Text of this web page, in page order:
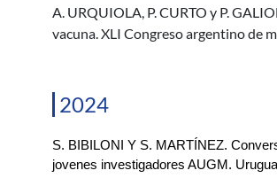
A. URQUIOLA, P. CURTO y P.
vacuna. XLI Congreso argentino de
2024
S. BIBILONI Y S. MARTÍNEZ.
jovenes investigadores AUGM.